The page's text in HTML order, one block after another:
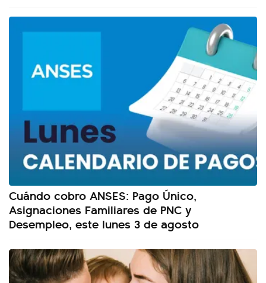
Cuándo cobro ANSES: Pago Único,
Asignaciones Familiares de PNC y
Desempleo, este lunes 3 de agosto